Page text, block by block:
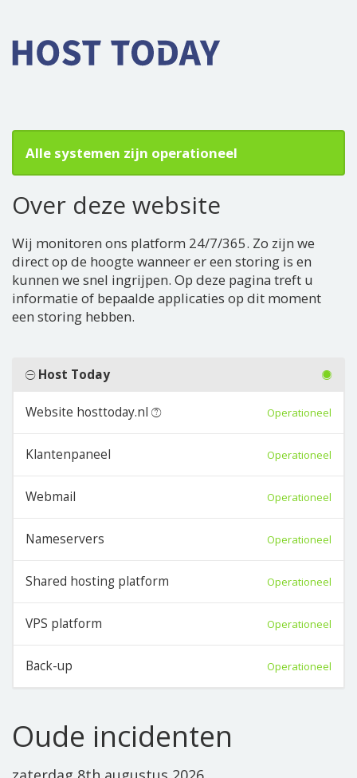
Alle systemen zijn operationeel
Over deze website
Wij monitoren ons platform 24/7/365. Zo zijn we
direct op de hoogte wanneer er een storing is en
kunnen we snel ingrijpen. Op deze pagina treft u
informatie of bepaalde applicaties op dit moment
een storing hebben.
Host Today
Website hosttoday.nl Operationeel
Klantenpaneel Operationeel
Webmail Operationeel
Nameservers Operationeel
Shared hosting platform Operationeel
VPS platform Operationeel
Back-up Operationeel
Oude incidenten